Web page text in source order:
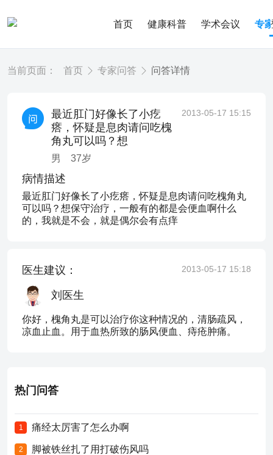
首页 健康科普 学术会议 专
当前页面： 首页 专家问答 问答详情
最近肛门好像长了小疙
瘩，怀疑是息肉请问吃槐
角丸可以吗？想
男 37岁
2013-05-17 15:15
病情描述
最近肛门好像长了小疙瘩，怀疑是息肉请问吃槐角丸
可以吗？想保守治疗，一般有的都是会便血啊什么
的，我就是不会，就是偶尔会有点痒
医生建议： 2013-05-17 15:18
刘医生
你好，槐角丸是可以治疗你这种情况的，清肠疏风，
凉血止血。用于血热所致的肠风便血、痔疮肿痛。
热门问答
1 痛经太厉害了怎么办啊
2 脚被铁丝扎了用打破伤风吗